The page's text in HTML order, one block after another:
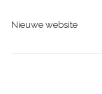
Nieuwe website